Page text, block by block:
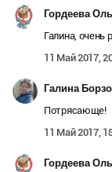
Гордеева
Галина, очень
11 Май 2017,
Галина
Потрясающе!
11 Май 2017,
Гордеева